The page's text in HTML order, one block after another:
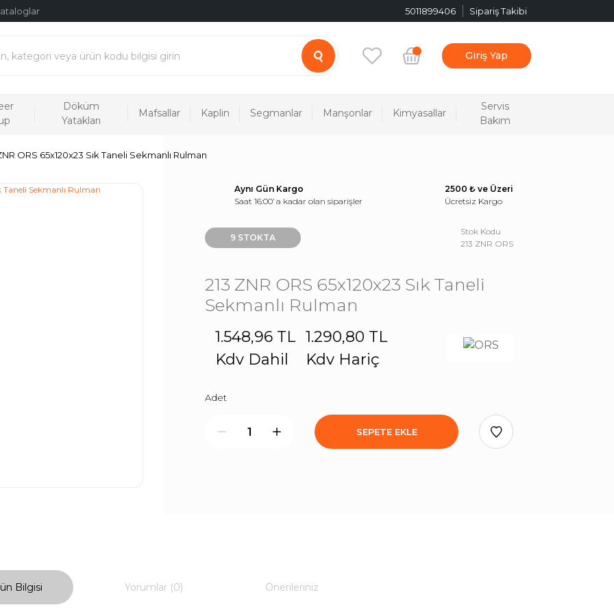
5011899406 Sipariş Takibi
Giriş Yap
Döküm
Yatakları
Mafsallar Kaplin Segmanlar Manşonlar Kimyasallar
Servis
Bakım
ORS 65x120x23 Sık Taneli Sekmanlı Rulman
Aynı Gün Kargo
Saat 16:00’ a kadar olan siparişler
2500 ₺ ve Üzeri
Ücretsiz Kargo
9 STOKTA
Stok Kodu
213 ZNR ORS
213 ZNR ORS 65x120x23 Sık Taneli
Sekmanlı Rulman
1.548,96 TL
Kdv Dahil
1.290,80 TL
Kdv Hariç
Adet
SEPETE EKLE
Bilgisi Yorumlar (0) Önerileriniz